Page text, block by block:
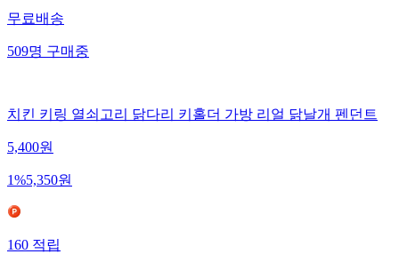
무료배송
509명구매중
치킨 키링 열쇠고리 닭다리 키홀더 가방 리얼 닭날개 펜던트
5,400원
1%5,350원
160적립